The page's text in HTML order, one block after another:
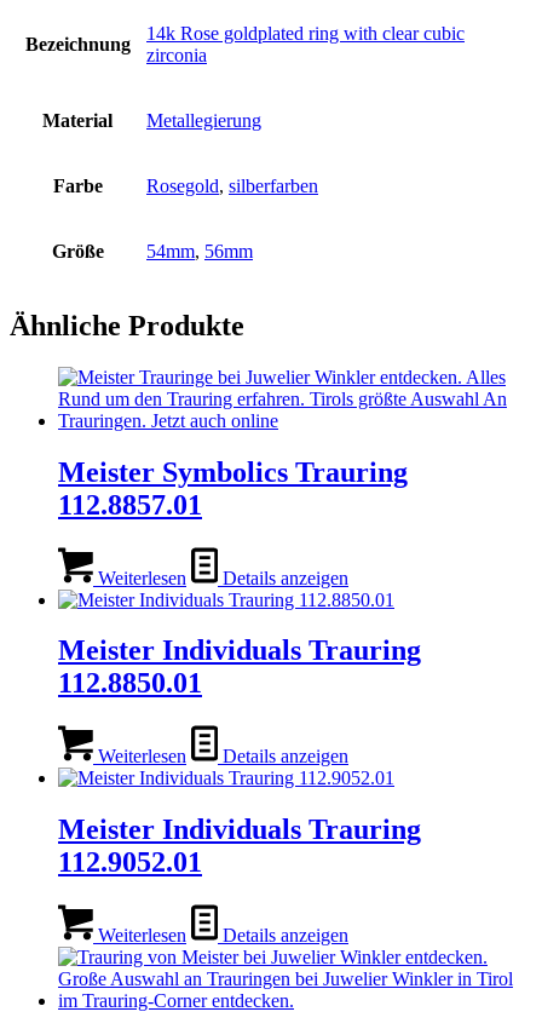
Bezeichnung
14k Rose goldplated ring with clear cubic
zirconia
Material Metallegierung
Farbe Rosegold, silberfarben
Größe 54mm, 56mm
Ähnliche Produkte
Meister Symbolics Trauring
112.8857.01
Weiterlesen Details anzeigen
Meister Individuals Trauring
112.8850.01
Weiterlesen Details anzeigen
Meister Individuals Trauring
112.9052.01
Weiterlesen Details anzeigen